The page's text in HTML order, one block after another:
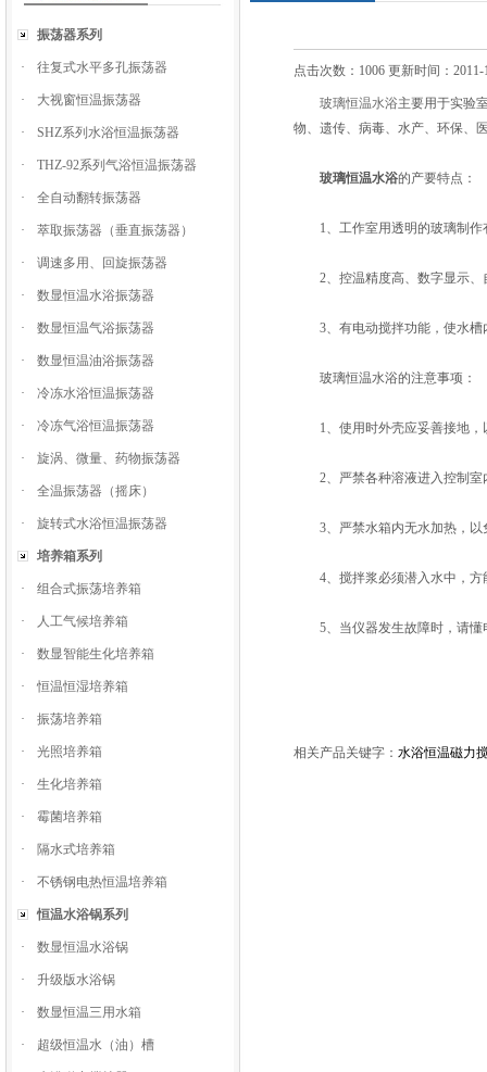
振荡器系列
· 往复式水平多孔振荡器
· 大视窗恒温振荡器
· SHZ系列水浴恒温振荡器
· THZ-92系列气浴恒温振荡器
· 全自动翻转振荡器
· 萃取振荡器（垂直振荡器）
· 调速多用、回旋振荡器
· 数显恒温水浴振荡器
· 数显恒温气浴振荡器
· 数显恒温油浴振荡器
· 冷冻水浴恒温振荡器
· 冷冻气浴恒温振荡器
· 旋涡、微量、药物振荡器
· 全温振荡器（摇床）
· 旋转式水浴恒温振荡器
培养箱系列
· 组合式振荡培养箱
· 人工气候培养箱
· 数显智能生化培养箱
· 恒温恒湿培养箱
· 振荡培养箱
· 光照培养箱
· 生化培养箱
· 霉菌培养箱
· 隔水式培养箱
· 不锈钢电热恒温培养箱
恒温水浴锅系列
· 数显恒温水浴锅
· 升级版水浴锅
· 数显恒温三用水箱
· 超级恒温水（油）槽
点击次数：1006 更新时间：2011-
玻璃恒温水浴主要用于实验
物、遗传、病毒、水产、环保、
玻璃恒温水浴的产要特点：
1、工作室用透明的玻璃制作
2、控温精度高、数字显示、
3、有电动搅拌功能，使水槽
玻璃恒温水浴的注意事项：
1、使用时外壳应妥善接地，
2、严禁各种溶液进入控制室
3、严禁水箱内无水加热，以
4、搅拌浆必须潜入水中，方
5、当仪器发生故障时，请懂
相关产品关键字： 水浴恒温磁力